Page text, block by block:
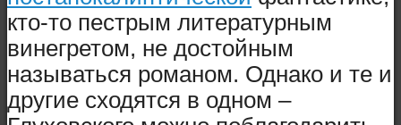
кто-то пестрым литературным
винегретом, не достойным
называться романом. Однако и те и
другие сходятся в одном –